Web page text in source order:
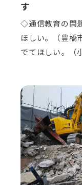
す
◇通信教育の問
ほしい。（豊橋
でてほしい。（